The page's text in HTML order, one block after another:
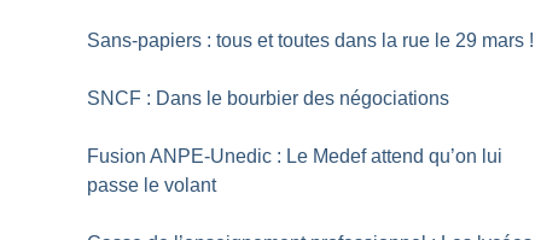
Sans-papiers : tous et toutes dans la rue le 29 mars !
SNCF : Dans le bourbier des négociations
Fusion ANPE-Unedic : Le Medef attend qu’on lui
passe le volant